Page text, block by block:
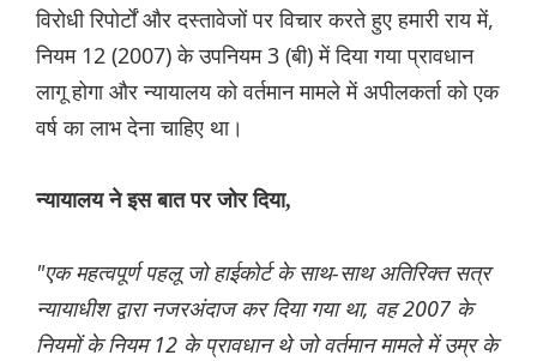
विरोधी रिपोर्टों और दस्तावेजों पर विचार करते हुए हमारी राय में,
नियम 12 (2007) के उपनियम 3 (बी) में दिया गया प्रावधान
लागू होगा और न्यायालय को वर्तमान मामले में अपीलकर्ता को एक
वर्ष का लाभ देना चाहिए था।
न्यायालय ने इस बात पर जोर दिया,
"एक महत्वपूर्ण पहलू जो हाईकोर्ट के साथ-साथ अतिरिक्त सत्र
न्यायाधीश द्वारा नजरअंदाज कर दिया गया था, वह 2007 के
नियमों के नियम 12 के प्रावधान थे जो वर्तमान मामले में उम्र के